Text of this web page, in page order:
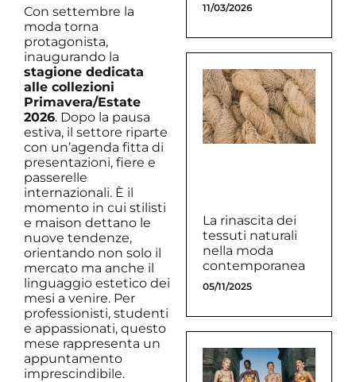
Con settembre la
moda torna
protagonista,
inaugurando la
stagione dedicata
alle collezioni
Primavera/Estate
2026. Dopo la pausa
estiva, il settore riparte
con un’agenda fitta di
presentazioni, fiere e
passerelle
internazionali. È il
momento in cui stilisti
e maison dettano le
nuove tendenze,
orientando non solo il
mercato ma anche il
linguaggio estetico dei
mesi a venire. Per
professionisti, studenti
e appassionati, questo
mese rappresenta un
appuntamento
imprescindibile.
11/03/2026
La rinascita dei
tessuti naturali
nella moda
contemporanea
05/11/2025